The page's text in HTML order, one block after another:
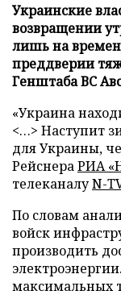
Украинские
возвращении
лишь на
преддверии
Генштаба ВС
«Украина
<…> Наступит
для Украины,
РейснераРИА
телеканалуN-
По словам
войск
производить
максимальных